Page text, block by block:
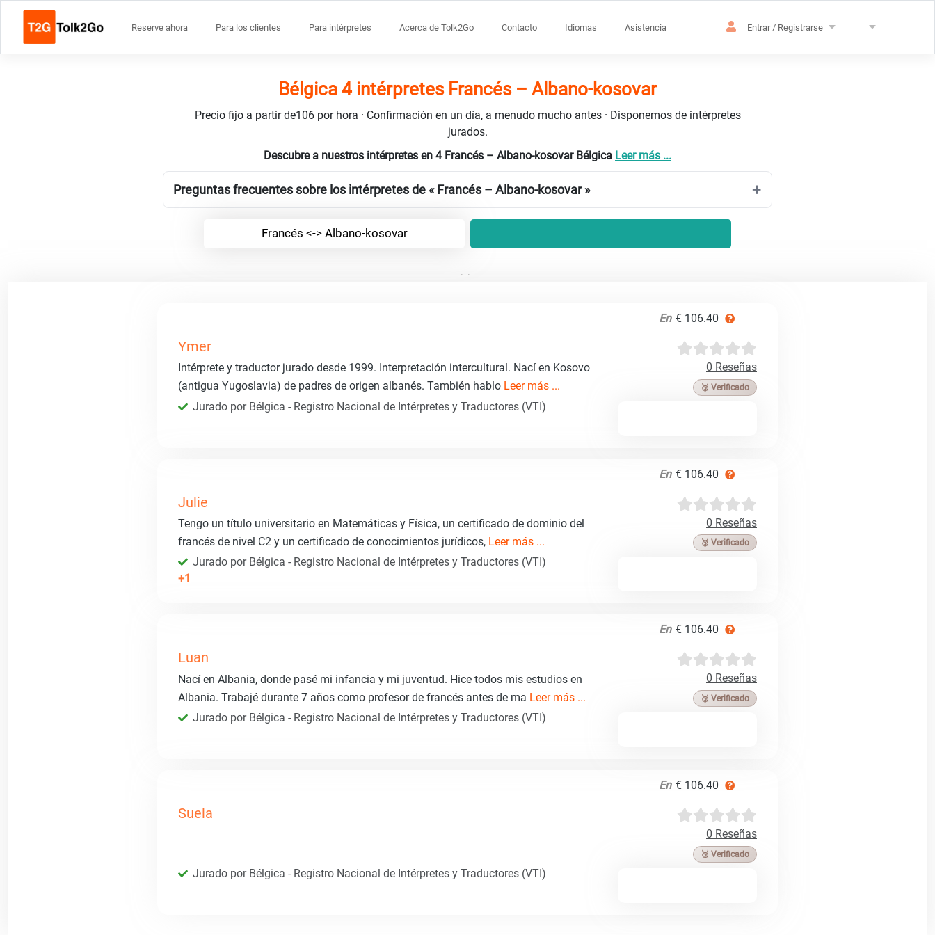
Reserve ahora Para los clientes Para intérpretes Acerca de Tolk2Go Contacto Idiomas Asistencia Entrar / Registrarse
Bélgica 4 intérpretes Francés – Albano-kosovar
Precio fijo a partir de106 por hora · Confirmación en un día, a menudo mucho antes · Disponemos de intérpretes
jurados.
Descubre a nuestros intérpretes en 4 Francés – Albano-kosovar Bélgica Leer más ...
Preguntas frecuentes sobre los intérpretes de « Francés – Albano-kosovar »
Francés <-> Albano-kosovar
En € 106.40
Ymer
0 Reseñas
🥉 Verificado
Intérprete y traductor jurado desde 1999. Interpretación intercultural. Nací en Kosovo
(antigua Yugoslavia) de padres de origen albanés. También hablo Leer más ...
Jurado por Bélgica - Registro Nacional de Intérpretes y Traductores (VTI)
En € 106.40
Julie
0 Reseñas
🥉 Verificado
Tengo un título universitario en Matemáticas y Física, un certificado de dominio del
francés de nivel C2 y un certificado de conocimientos jurídicos, Leer más ...
Jurado por Bélgica - Registro Nacional de Intérpretes y Traductores (VTI)
+1
En € 106.40
Luan
0 Reseñas
🥉 Verificado
Nací en Albania, donde pasé mi infancia y mi juventud. Hice todos mis estudios en
Albania. Trabajé durante 7 años como profesor de francés antes de ma Leer más ...
Jurado por Bélgica - Registro Nacional de Intérpretes y Traductores (VTI)
En € 106.40
Suela
0 Reseñas
🥉 Verificado
Jurado por Bélgica - Registro Nacional de Intérpretes y Traductores (VTI)